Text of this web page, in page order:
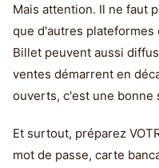
Mais attention. Il ne faut
que d'autres plateformes
Billet peuvent aussi
ventes démarrent en
ouverts, c'est une bonne
Et surtout, préparez
mot de passe, carte